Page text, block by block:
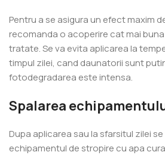
Pentru a se asigura un efect maxim
recomanda o acoperire cat mai
tratate. Se va evita aplicarea la
timpul zilei, cand daunatorii sunt
fotodegradarea este intensa.
Spalarea
Dupa aplicarea sau la sfarsitul zilei
echipamentul de stropire cu apa